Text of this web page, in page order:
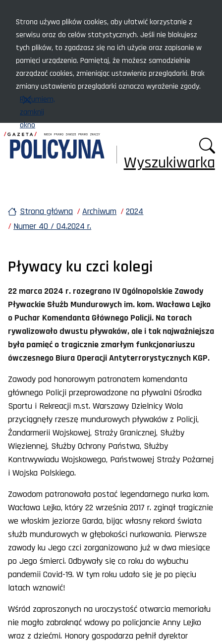
Strona używa plików cookies, aby ułatwić korzystanie z
serwisu oraz do celów statystycznych. Jeśli nie blokujesz
tych plików, to zgadzasz się na ich użycie oraz zapisanie w
pamięci urządzenia. Pamiętaj, że możesz samodzielnie
zarządzać cookies, zmieniając ustawienia przeglądarki. Brak
zmiany ustawienia przeglądarki oznacza wyrażenie zgody.
Rozumiem,
zamknij
okno
Wyszukiwarka
Strona główna Archiwum
2024
Numer 40 / 04.2024 r.
Pływacy ku czci kolegi
22 marca 2024 r. rozegrano IV Ogólnopolskie Zawody
Pływackie Służb Mundurowych im. kom. Wacława Lejko
o Puchar Komendanta Głównego Policji. Na torach
rywalizowało dwustu pływaków, ale i tak najważniejsza
była pamięć o tragicznie zmarłym funkcjonariuszu
ówczesnego Biura Operacji Antyterrorystycznych KGP.
Zawody pod honorowym patronatem komendanta
głównego Policji przeprowadzone na pływalni Ośrodka
Sportu i Rekreacji m.st. Warszawy Dzielnicy Wola
przyciągnęły rzeszę mundurowych pływaków z Policji,
Żandarmerii Wojskowej, Straży Granicznej, Służby
Więziennej, Służby Ochrony Państwa, Służby
Kontrwywiadu Wojskowego, Państwowej Straży Pożarnej
i Wojska Polskiego.
Zawodom patronowała postać legendarnego nurka kom.
Wacława Lejko, który 22 września 2017 r. zginął tragicznie
we włoskim jeziorze Garda, bijąc własny rekord świata
służb mundurowych w głębokości nurkowania. Pierwsze
zawody ku Jego czci zorganizowano już w dwa miesiące
po Jego śmierci. Odbywały się co roku do wybuchu
pandemii Covid-19. W tym roku udało się je po pięciu
latach wznowić!
Wśród zaproszonych na uroczystość otwarcia memoriału
nie mogło zabraknąć wdowy po policjancie Anny Lejko
wraz z dziećmi. Honory gospodarza pełnił dyrektor